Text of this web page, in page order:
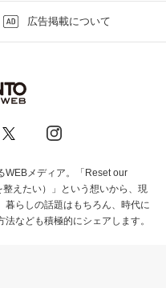
広告掲載について
WEBメディア。「Reset our
えたい）」という想いから、現
暮らしの話題はもちろん、時代に
なども積極的にシェアします。